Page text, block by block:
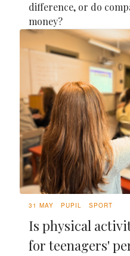
difference, or do
money?
31 MAY PUPIL SPORT
Is physical
for teenagers'